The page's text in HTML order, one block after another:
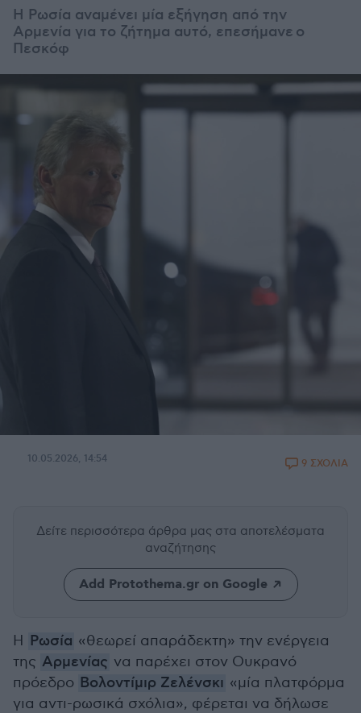
Η Ρωσία αναμένει μία εξήγηση από την
Αρμενία για το ζήτημα αυτό, επεσήμανε ο
Πεσκόφ
10.05.2026, 14:54 9 ΣΧΟΛΙΑ
Δείτε περισσότερα άρθρα μας στα αποτελέσματα
αναζήτησης
Add Protothema.gr on Google
Η Ρωσία «θεωρεί απαράδεκτη» την ενέργεια
της Αρμενίας να παρέχει στον Ουκρανό
πρόεδρο Βολοντίμιρ Ζελένσκι «μία πλατφόρμα
για αντι-ρωσικά σχόλια», φέρεται να δήλωσε